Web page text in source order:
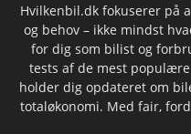
Hvilkenbil.dk fokuserer på
og behov – ikke mindst
for dig som bilist og
tests af de mest
holder dig opdateret om
totaløkonomi. Med fair,